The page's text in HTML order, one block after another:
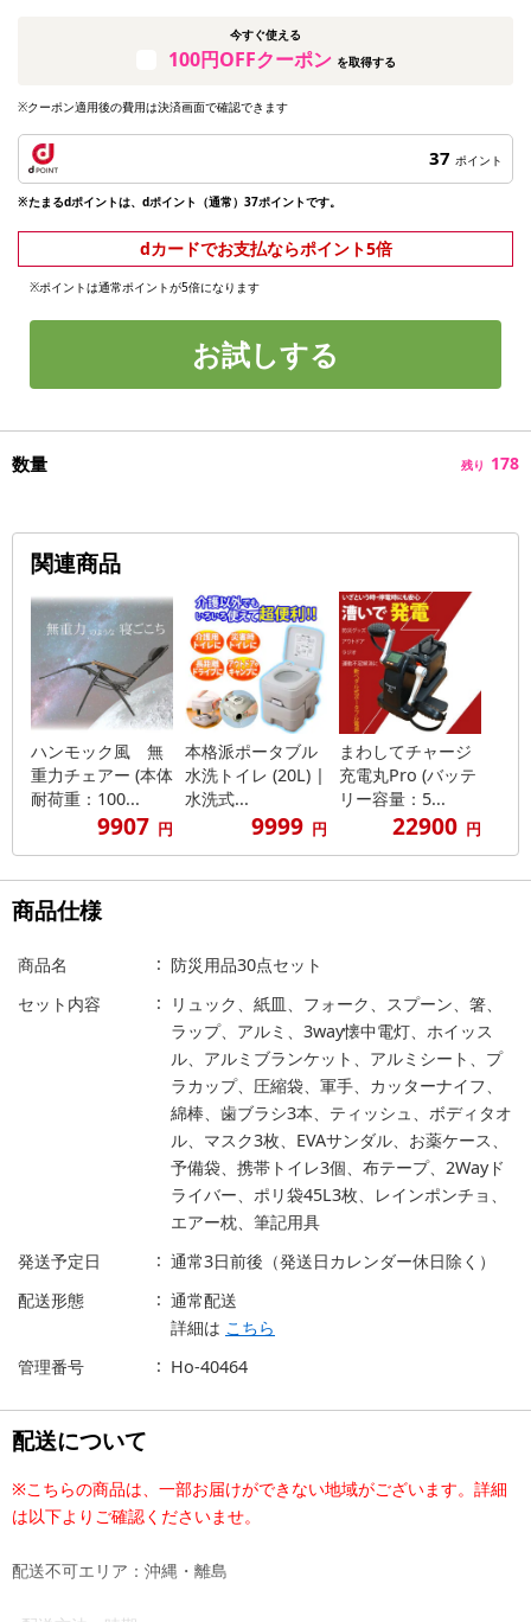
今すぐ使える
100円OFFクーポン を取得する
※クーポン適用後の費用は決済画面で確認できます
37 ポイント
※たまるdポイントは、dポイント（通常）37ポイントです。
dカードでお支払ならポイント5倍
※ポイントは通常ポイントが5倍になります
お試しする
数量 残り 178
関連商品
ハンモック風 無
重力チェアー (本体
耐荷重：100...
9907 円
本格派ポータブル
水洗トイレ (20L) |
水洗式...
9999 円
まわしてチャージ
充電丸Pro (バッテ
リー容量：5...
22900 円
商品仕様
商品名
防災用品30点セット
セット内容
リュック、紙皿、フォーク、スプーン、箸、
ラップ、アルミ、3way懐中電灯、ホイッス
ル、アルミブランケット、アルミシート、プ
ラカップ、圧縮袋、軍手、カッターナイフ、
綿棒、歯ブラシ3本、ティッシュ、ボディタオ
ル、マスク3枚、EVAサンダル、お薬ケース、
予備袋、携帯トイレ3個、布テープ、2Wayド
ライバー、ポリ袋45L3枚、レインポンチョ、
エアー枕、筆記用具
発送予定日
通常3日前後（発送日カレンダー休日除く）
配送形態
通常配送
詳細は こちら
管理番号
Ho-40464
配送について
※こちらの商品は、一部お届けができない地域がございます。詳細
は以下よりご確認くださいませ。
配送不可エリア：沖縄・離島